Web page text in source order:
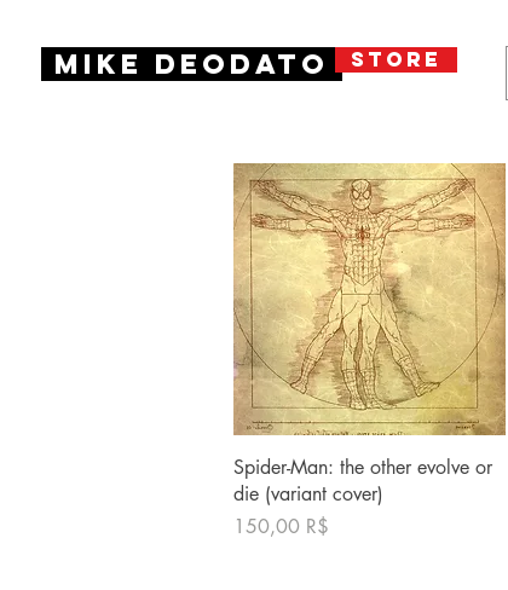
Mike Deodato STORE
Γρήγορη προβολή
Spider-Man: the other evolve or
die (variant cover)
Τιμή
150,00 R$